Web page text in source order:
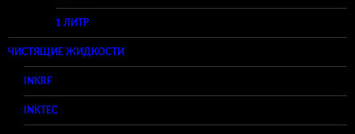
1 ЛИТР
ЧИСТЯЩИЕ ЖИДКОСТИ
INKRF
INKTEC